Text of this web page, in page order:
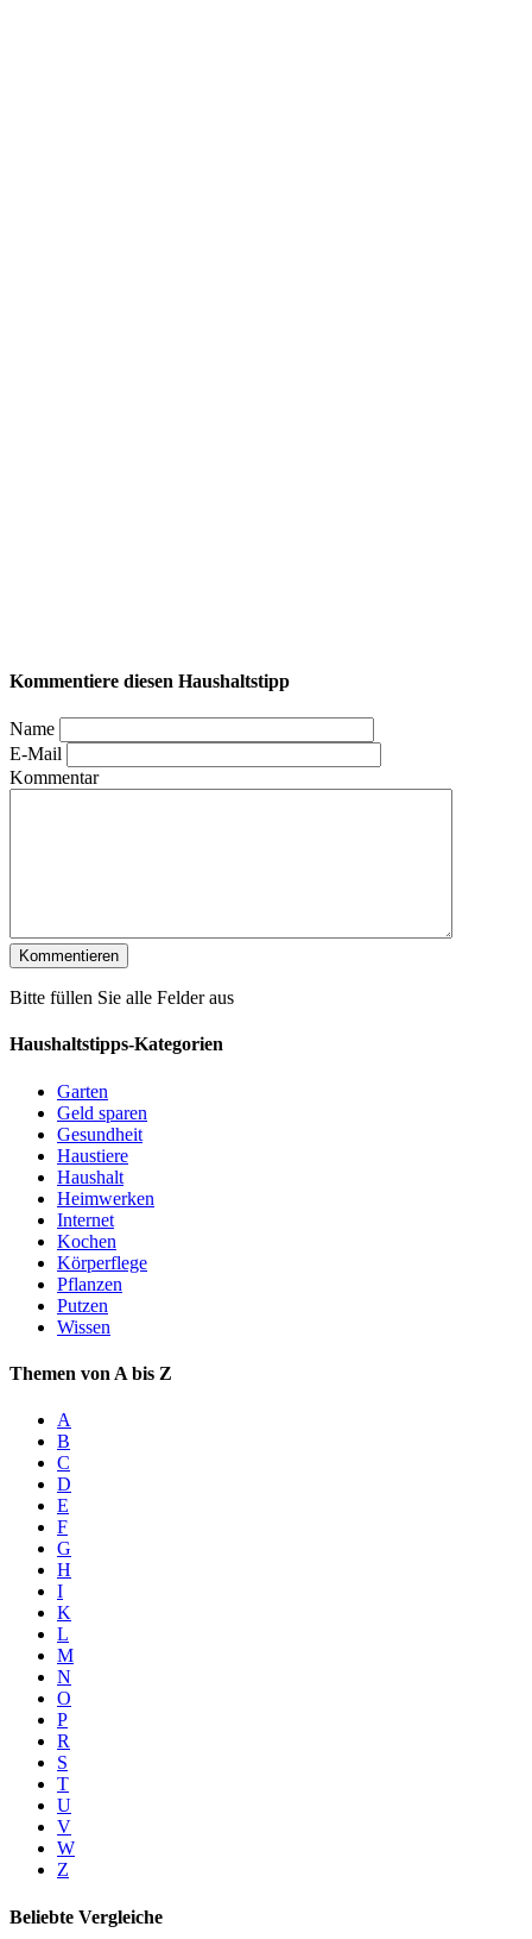
Kommentiere diesen Haushaltstipp
Name
E-Mail
Kommentar
Bitte füllen Sie alle Felder aus
Haushaltstipps-Kategorien
Garten
Geld sparen
Gesundheit
Haustiere
Haushalt
Heimwerken
Internet
Kochen
Körperflege
Pflanzen
Putzen
Wissen
Themen von A bis Z
A
B
C
D
E
F
G
H
I
K
L
M
N
O
P
R
S
T
U
V
W
Z
Beliebte Vergleiche